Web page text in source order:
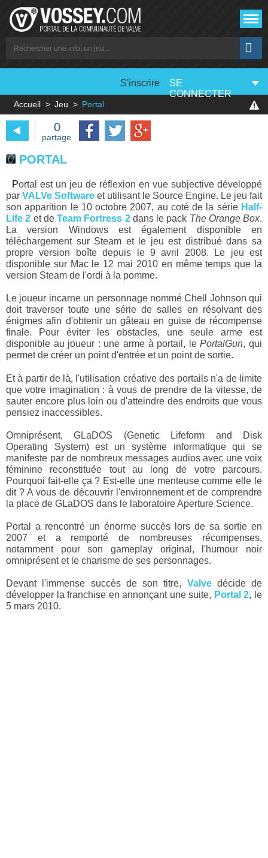
S'inscrire
SE
CONNECTER
Accueil Jeu Portal
0
partage
PORTAL
Portal est un jeu de réflexion en vue subjective développé
par VALVe Software et utilisant le Source Engine. Le jeu fait
son apparition le 10 octobre 2007, au coté de la série Half-
Life 2 et de Team Fortress 2dans le pack The Orange Box.
La version Windows est également disponible en
téléchargement sur Steam et le jeu est distribué dans sa
propre version boîte depuis le 9 avril 2008. Le jeu est
disponible sur Mac le 12 mai 2010 en même temps que la
version Steam de l'ordi à la pomme.
Le joueur incarne un personnage nommé Chell Johnson qui
doit traverser toute une série de salles en résolvant des
énigmes afin d'obtenir un gâteau en guise de récompense
finale. Pour éviter les obstacles, une seule arme est
disponible au joueur : une arme à portail, lePortalGun, qui
permet de créer un point d'entrée et un point de sortie.
Et à partir de là, l'utilisation créative des portails n'a de limite
que votre imagination : à vous de prendre de la vitesse, de
sauter encore plus loin ou d'atteindre des endroits que vous
pensiez inaccessibles.
Omniprésent, GLaDOS (Genetic Lifeform and Disk
Operating System) est un système informatique qui se
manifeste par de nombreux messages audios avec une voix
féminine reconstituée tout au long de votre parcours.
Pourquoi fait-elle ça ? Est-elle une menteuse comme elle le
dit ? A vous de découvrir l'environnement et de comprendre
la place de GLaDOS dans le laboratoire Aperture Science.
Portal a rencontré un énorme succès lors de sa sortie en
2007 et a remporté de nombreuses récompenses,
notamment pour son gameplay original, l'humour noir
omniprésent et le charisme de ses personnages.
Devant l'immense succès de son titre, Valvedécide de
développer la franchise en annonçant une suite, Portal 2, le
5 mars 2010.